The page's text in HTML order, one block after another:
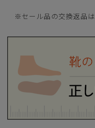
在庫切れ
LL(24.5-25.0cm)
残りわずか
3L(25.0-25.5cm)
残りわずか
ブラウン
※セール品の交換返品は